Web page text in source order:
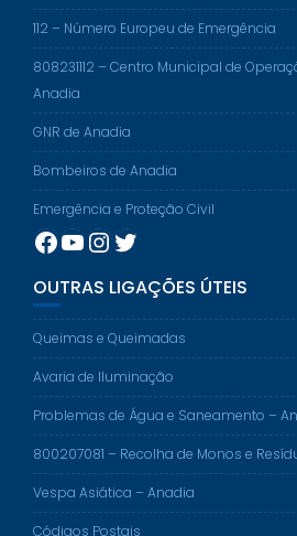
112 – Número Europeu de Emergência
808231112 – Centro Municipal de
Anadia
GNR de Anadia
Bombeiros de Anadia
Emergência e Proteção Civil
Facebook
YouTube
Instagram
Twitter
OUTRAS LIGAÇÕES ÚTEIS
Queimas e Queimadas
Avaria de Iluminação
Problemas de Água e Saneamento –
800207081 – Recolha de Monos e
Vespa Asiática – Anadia
Códigos Postais